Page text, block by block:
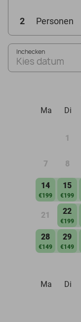
2 Personen
Inchecken
Kies datum
Ma
Di
1
7 8
14
€199
15
€199
21 22
€199
28
€149
29
€149
Ma
Di